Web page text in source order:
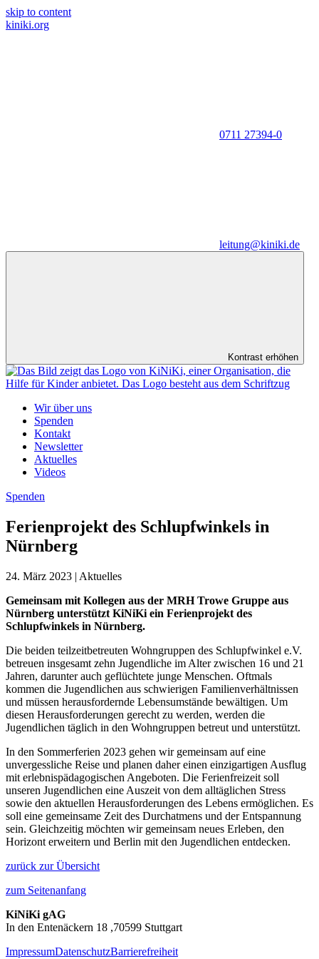
skip to content
kiniki.org
0711 27394-0
leitung@kiniki.de
Kontrast erhöhen
Wir über uns
Spenden
Kontakt
Newsletter
Aktuelles
Videos
Spenden
Ferienprojekt des Schlupfwinkels in
Nürnberg
24. März 2023 | Aktuelles
Gemeinsam mit Kollegen aus der MRH Trowe Gruppe aus
Nürnberg unterstützt KiNiKi ein Ferienprojekt des
Schlupfwinkels in Nürnberg.
Die beiden teilzeitbetreuten Wohngruppen des Schlupfwinkel e.V.
betreuen insgesamt zehn Jugendliche im Alter zwischen 16 und 21
Jahren, darunter auch geflüchtete junge Menschen. Oftmals
kommen die Jugendlichen aus schwierigen Familienverhältnissen
und müssen herausfordernde Lebensumstände bewältigen. Um
diesen Herausforderungen gerecht zu werden, werden die
Jugendlichen täglich in den Wohngruppen betreut und unterstützt.
In den Sommerferien 2023 gehen wir gemeinsam auf eine
unvergessliche Reise und planen daher einen einzigartigen Ausflug
mit erlebnispädagogischen Angeboten. Die Ferienfreizeit soll
unseren Jugendlichen eine Auszeit von dem alltäglichen Stress
sowie den aktuellen Herausforderungen des Lebens ermöglichen. Es
soll eine gemeinsame Zeit des Durchatmens und der Entspannung
sein. Gleichzeitig möchten wir gemeinsam neues Erleben, den
Horizont erweitern und Berlin mit den Jugendlichen entdecken.
zurück zur Übersicht
zum Seitenanfang
KiNiKi gAG
In den Entenäckern 18 ,70599 Stuttgart
ImpressumDatenschutzBarrierefreiheit